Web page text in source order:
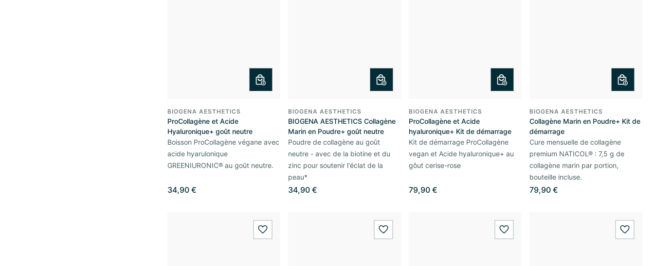
BIOGENA AESTHETICS
ProCollagène et Acide
Hyaluronique+ goût neutre
Boisson ProCollagène végane avec
acide hyarulonique
GREENIURONIC® au goût neutre.
34,90 €
BIOGENA AESTHETICS
BIOGENA AESTHETICS Collagène
Marin en Poudre+ goût neutre
Poudre de collagène au goût
neutre - avec de la biotine et du
zinc pour soutenir l'éclat de la
peau*
34,90 €
BIOGENA AESTHETICS
ProCollagène et Acide
hyaluronique+ Kit de démarrage
Kit de démarrage ProCollagène
vegan et Acide hyaluronique+ au
gôut cerise-rose
79,90 €
BIOGENA AESTHETICS
Collagène Marin en Poudre+ Kit de
démarrage
Cure mensuelle de collagène
premium NATICOL® : 7,5 g de
collagène marin par portion,
bouteille incluse.
79,90 €
wishlist.add wishlist.add wishlist.add